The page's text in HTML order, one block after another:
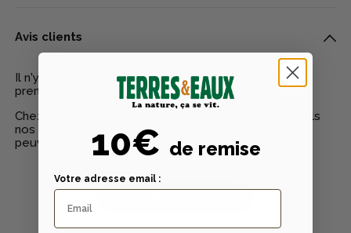
Avis clients
Il n'y a pas encore d'avis pour ce produit - Soyez le
premier à rédiger un avis
Chez Terres & Eaux, les avis sont 100% certifiés : seuls
nos clients ayant réellement acheté nos produits
peuvent laisser un avis
10€ de remise
Votre adresse email :